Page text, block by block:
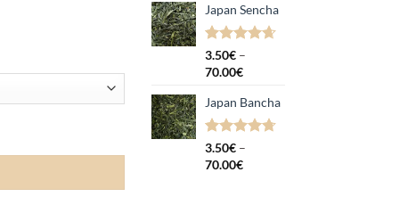
Japan Sencha
Hinnatud
4.63/5
8
hinnangu
põhjal
3.50€ –
70.00€Hinnavahemik:
kuni
70.00€
Japan Bancha
Hinnatud
4.67/5
3
3.50€ –
70.00€Hinnavahemik: